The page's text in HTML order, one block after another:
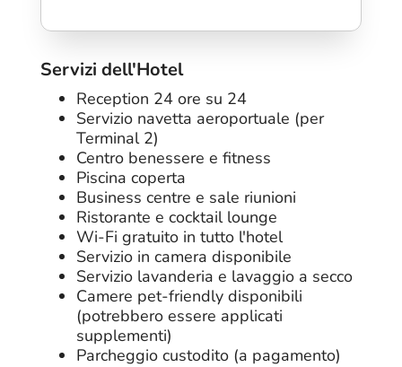
Servizi dell'Hotel
Reception 24 ore su 24
Servizio navetta aeroportuale (per
Terminal 2)
Centro benessere e fitness
Piscina coperta
Business centre e sale riunioni
Ristorante e cocktail lounge
Wi-Fi gratuito in tutto l'hotel
Servizio in camera disponibile
Servizio lavanderia e lavaggio a secco
Camere pet-friendly disponibili
(potrebbero essere applicati
supplementi)
Parcheggio custodito (a pagamento)